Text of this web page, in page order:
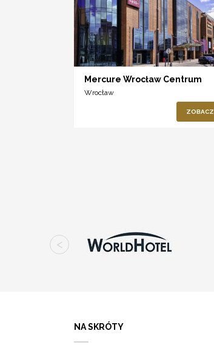
Mercure Wrocław Centrum
Wrocław
ZOBACZ
NA SKRÓTY